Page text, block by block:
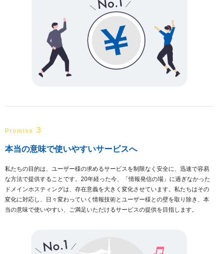
Promise 3
本当の意味で使いやすいサービスへ
私たちの目的は、ユーザー様の求めるサービスを制限なく安全に、迅速で容易
な方法で提供することです。20年経った今、「情報発信の場」に過ぎなかった
ドメインホスティングは、存在意義を大きく変化させています。私たちはその
変化に対応し、日々変わっていく情報技術とユーザー様との壁を取り除き、本
当の意味で使いやすい、ご満足いただけるサービスの提供を目指します。